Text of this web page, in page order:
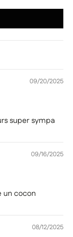
09/20/2025
super sympa
09/16/2025
un cocon
08/12/2025